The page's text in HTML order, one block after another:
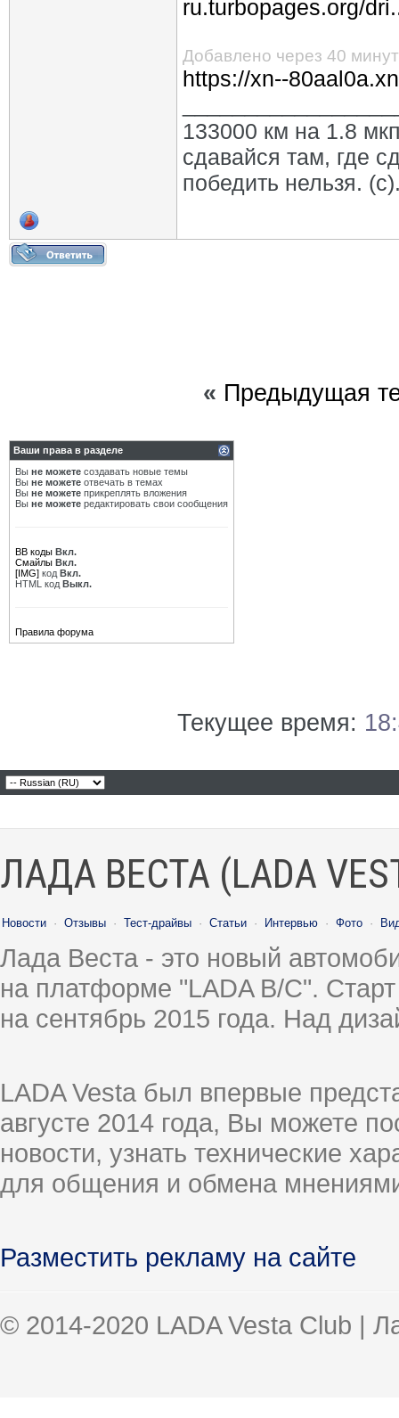
ru.turbopages.org/
Добавлено через 40 минут
https://xn--
133000 км на 1.8
сдавайся там, где
победить нельзя.
« Предыдущая
Ваши права в разделе
Вы не можете создавать новые темы
Вы не можете отвечать в темах
Вы не можете прикреплять вложения
Вы не можете редактировать свои сообщения
BB коды Вкл.
Смайлы Вкл.
[IMG] код Вкл.
HTML код Выкл.
Правила форума
Текущее время:
ЛАДА ВЕСТА (LADA
Новости · Отзывы · Тест-драйвы · Статьи · Интервью · Фото ·
Лада Веста - это новый
на платформе "LADA B/C".
на сентябрь 2015 года. Над
LADA Vesta был впервые
августе 2014 года, Вы можете
новости, узнать технические
для общения и обмена
Разместить рекламу на сайте
© 2014-2020 LADA Vesta Club |